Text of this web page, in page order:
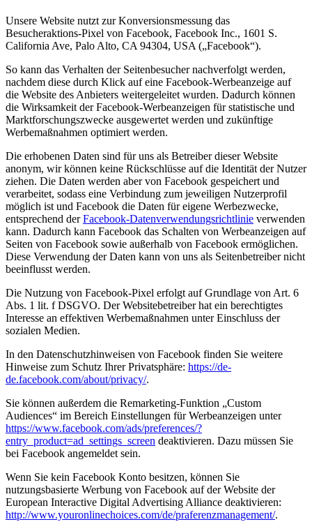
Unsere Website nutzt zur Konversionsmessung das
Besucheraktions-Pixel von Facebook, Facebook Inc., 1601 S.
California Ave, Palo Alto, CA 94304, USA („Facebook“).
So kann das Verhalten der Seitenbesucher nachverfolgt werden,
nachdem diese durch Klick auf eine Facebook-Werbeanzeige auf
die Website des Anbieters weitergeleitet wurden. Dadurch können
die Wirksamkeit der Facebook-Werbeanzeigen für statistische und
Marktforschungszwecke ausgewertet werden und zukünftige
Werbemaßnahmen optimiert werden.
Die erhobenen Daten sind für uns als Betreiber dieser Website
anonym, wir können keine Rückschlüsse auf die Identität der Nutzer
ziehen. Die Daten werden aber von Facebook gespeichert und
verarbeitet, sodass eine Verbindung zum jeweiligen Nutzerprofil
möglich ist und Facebook die Daten für eigene Werbezwecke,
entsprechend derFacebook-Datenverwendungsrichtlinie verwenden
kann. Dadurch kann Facebook das Schalten von Werbeanzeigen auf
Seiten von Facebook sowie außerhalb von Facebook ermöglichen.
Diese Verwendung der Daten kann von uns als Seitenbetreiber nicht
beeinflusst werden.
Die Nutzung von Facebook-Pixel erfolgt auf Grundlage von Art. 6
Abs. 1 lit. f DSGVO. Der Websitebetreiber hat ein berechtigtes
Interesse an effektiven Werbemaßnahmen unter Einschluss der
sozialen Medien.
In den Datenschutzhinweisen von Facebook finden Sie weitere
Hinweise zum Schutz Ihrer Privatsphäre: https://de-
de.facebook.com/about/privacy/.
Sie können außerdem die Remarketing-Funktion „Custom
Audiences“ im Bereich Einstellungen für Werbeanzeigen unter
https://www.facebook.com/ads/preferences/?
entry_product=ad_settings_screen deaktivieren. Dazu müssen Sie
bei Facebook angemeldet sein.
Wenn Sie kein Facebook Konto besitzen, können Sie
nutzungsbasierte Werbung von Facebook auf der Website der
European Interactive Digital Advertising Alliance deaktivieren:
http://www.youronlinechoices.com/de/praferenzmanagement/.